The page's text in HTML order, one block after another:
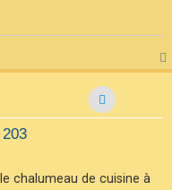
chalumeau de cuisine à